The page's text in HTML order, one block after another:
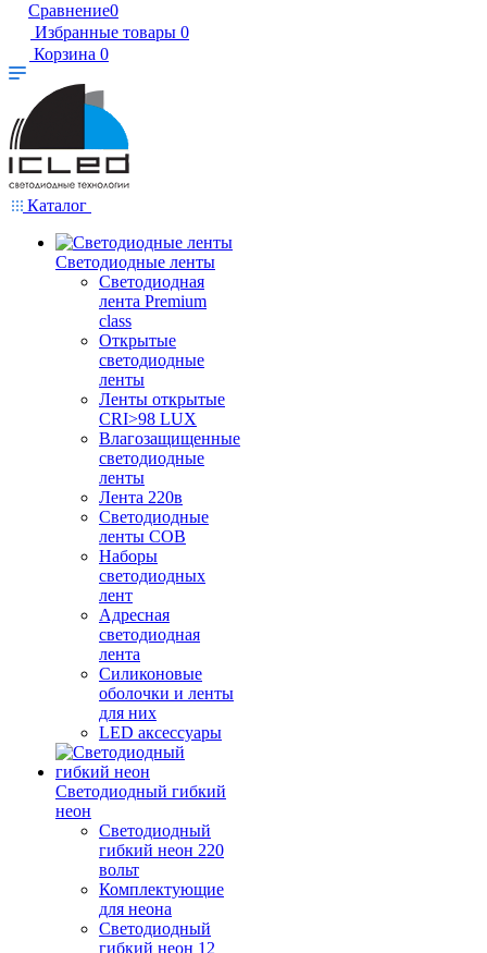
Сравнение0
Избранные товары 0
Корзина 0
Каталог
Светодиодные ленты
Светодиодная
лента Premium
class
Открытые
светодиодные
ленты
Ленты открытые
CRI>98 LUX
Влагозащищенные
светодиодные
ленты
Лента 220в
Светодиодные
ленты COB
Наборы
светодиодных
лент
Адресная
светодиодная
лента
Силиконовые
оболочки и ленты
для них
LED аксессуары
Светодиодный гибкий
неон
Светодиодный
гибкий неон 220
вольт
Комплектующие
для неона
Светодиодный
гибкий неон 12